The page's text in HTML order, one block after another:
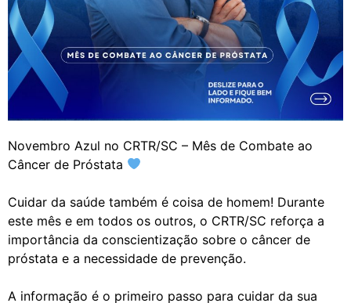
Novembro Azul no CRTR/SC – Mês de Combate ao
Câncer de Próstata
Cuidar da saúde também é coisa de homem! Durante
este mês e em todos os outros, o CRTR/SC reforça a
importância da conscientização sobre o câncer de
próstata e a necessidade de prevenção.
A informação é o primeiro passo para cuidar da sua